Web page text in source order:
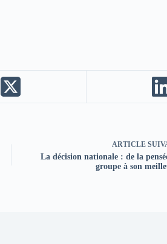
ARTICLE
La décision nationale : de la
groupe à son